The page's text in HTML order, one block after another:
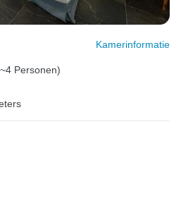
Kamerinformatie
Personen)